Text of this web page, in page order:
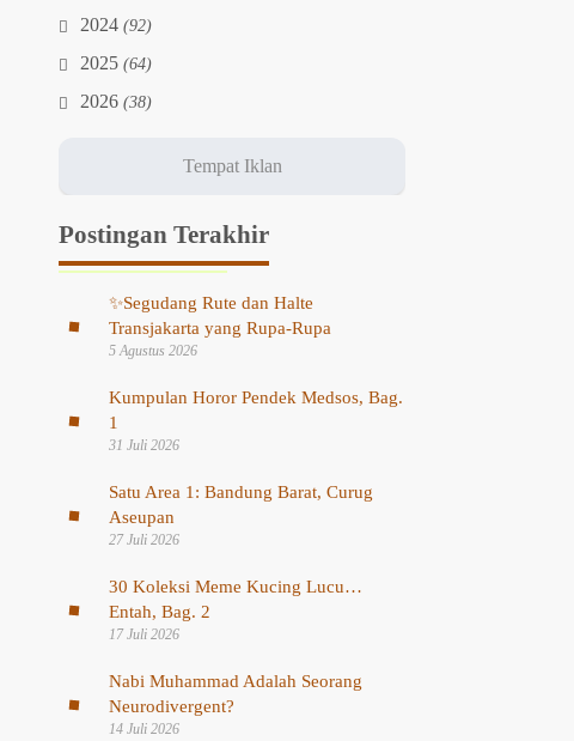
2024(92)
2025(64)
2026(38)
Postingan Terakhir
✨Segudang Rute dan Halte
Transjakarta yang Rupa-Rupa
5 Agustus 2026
Kumpulan Horor Pendek Medsos, Bag.
1
31 Juli 2026
Satu Area 1: Bandung Barat, Curug
Aseupan
27 Juli 2026
30 Koleksi Meme Kucing Lucu…
Entah, Bag. 2
17 Juli 2026
Nabi Muhammad Adalah Seorang
Neurodivergent?
14 Juli 2026